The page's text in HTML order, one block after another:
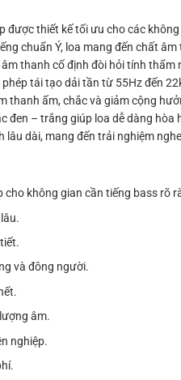
được thiết kế tối ưu cho các
chuẩn Ý, loa mang đến chất
thanh cố định đòi hỏi tính thẩm
tái tạo dải tần từ 55Hz đến
ấm, chắc và giảm cộng
– trắng giúp loa dễ dàng
dài, mang đến trải nghiệm
không gian cần tiếng bass rõ
và đông người.
âm.
nghiệp.